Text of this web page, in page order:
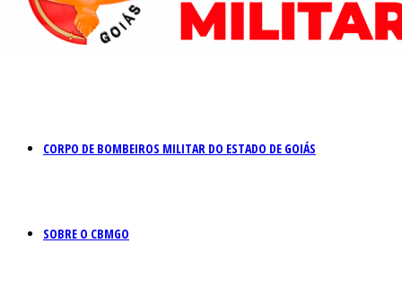
CORPO DE BOMBEIROS MILITAR DO ESTADO DE GOIÁS
SOBRE O CBMGO